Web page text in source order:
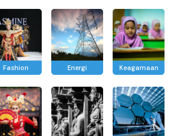
Fashion Energi Keagamaan